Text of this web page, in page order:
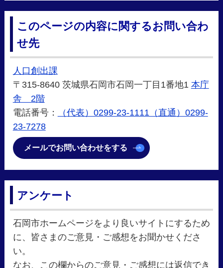
このページの内容に関するお問い合わ
せ先
人口創出課
〒315-8640 茨城県石岡市石岡一丁目1番地1 本庁
舎 2階
電話番号：
（代表）0299-23-1111（直通）0299-
23-7278
メールでお問い合わせをする
アンケート
石岡市ホームページをより良いサイトにするため
に、皆さまのご意見・ご感想をお聞かせくださ
い。
なお、この欄からのご意見・ご感想には返信でき